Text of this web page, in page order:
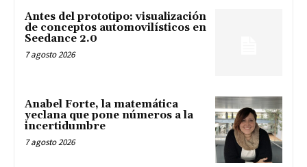
Antes del prototipo: visualización
de conceptos automovilísticos en
Seedance 2.0
7 agosto 2026
Anabel Forte, la matemática
yeclana que pone números a la
incertidumbre
7 agosto 2026